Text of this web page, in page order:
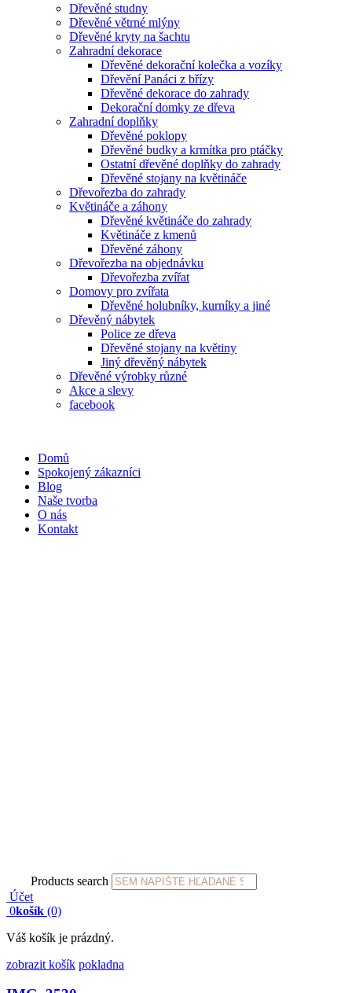
Dřevěné studny
Dřevěné větrné mlýny
Dřevěné kryty na šachtu
Zahradní dekorace
Dřevěné dekorační kolečka a vozíky
Dřevění Panáci z břízy
Dřevěné dekorace do zahrady
Dekorační domky ze dřeva
Zahradní doplňky
Dřevěné poklopy
Dřevěné budky a krmítka pro ptáčky
Ostatní dřevěné doplňky do zahrady
Dřevěné stojany na květináče
Dřevořezba do zahrady
Květináče a záhony
Dřevěné květináče do zahrady
Květináče z kmenů
Dřevěné záhony
Dřevořezba na objednávku
Dřevořezba zvířat
Domovy pro zvířata
Dřevěné holubníky, kurníky a jiné
Dřevěný nábytek
Police ze dřeva
Dřevěné stojany na květiny
Jiný dřevěný nábytek
Dřevěné výrobky různé
Akce a slevy
facebook
Domů
Spokojený zákazníci
Blog
Naše tvorba
O nás
Kontakt
Products search
Účet
0košík (0)
Váš košík je prázdný.
zobrazit košík pokladna